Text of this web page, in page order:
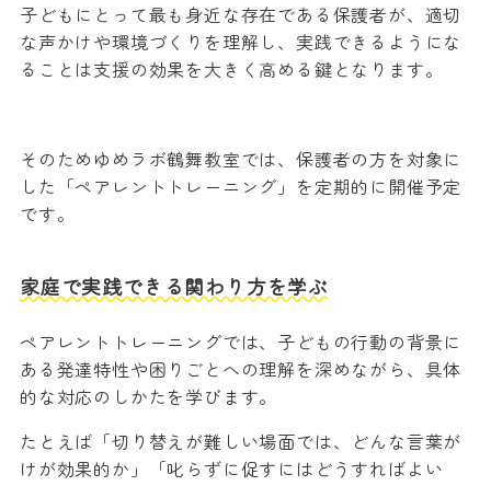
子どもにとって最も身近な存在である保護者が、適切
な声かけや環境づくりを理解し、実践できるようにな
ることは支援の効果を大きく高める鍵となります。
そのためゆめラボ鶴舞教室では、保護者の方を対象に
した「ペアレントトレーニング」を定期的に開催予定
です。
家庭で実践できる関わり方を学ぶ
ペアレントトレーニングでは、子どもの行動の背景に
ある発達特性や困りごとへの理解を深めながら、具体
的な対応のしかたを学びます。
たとえば「切り替えが難しい場面では、どんな言葉が
けが効果的か」「叱らずに促すにはどうすればよい